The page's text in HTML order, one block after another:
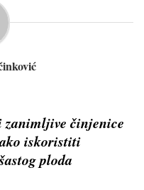
činjenice
iskoristiti
ploda